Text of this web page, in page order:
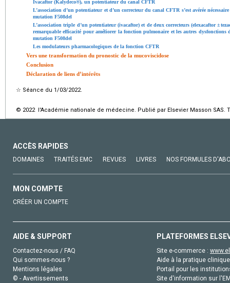
Ivacaftor (Kalydeco®), un potentiateur du canal CFTR
L’association d’un potentiateur et d’un correcteur du canal CFTR s’est avérée
mutation F508del
L’association triple d’un potentiateur (ivacaftor) et de deux correcteurs (elexacaftor ±
remarquable efficacité pour améliorer la fonction pulmonaire et les autres dysfonctions
mutation F508del
Les modulateurs pharmacologiques de la fonction CFTR
Vers une transformation du pronostic de la mucoviscidose
Conclusion
Déclaration de liens d’intérêts
☆ Séance du 1/03/2022.
© 2022 l'Académie nationale de médecine. Publié par Elsevier Masson SAS.
ACCÈS RAPIDES
DOMAINES TRAITÉS EMC REVUES LIVRES NOS FORMULES
MON COMPTE
CRÉER UN COMPTE
AIDE & SUPPORT
Contactez-nous / FAQ
Qui sommes-nous ?
Mentions légales
© - Avertissements
PLATEFORMES
Site e-commerce :
Aide à la pratique
Portail pour les
Site d'information sur